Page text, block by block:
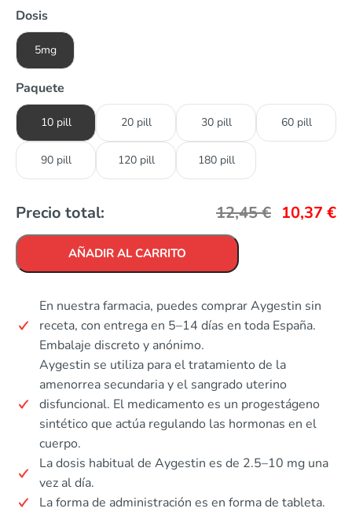
Dosis
5mg
Paquete
10 pill 20 pill 30 pill 60 pill
90 pill 120 pill 180 pill
Precio total: 12,45€ 10,37 €
AÑADIR AL CARRITO
En nuestra farmacia, puedes comprar Aygestin sin
receta, con entrega en 5–14 días en toda España.
Embalaje discreto y anónimo.
Aygestin se utiliza para el tratamiento de la
amenorrea secundaria y el sangrado uterino
disfuncional. El medicamento es un progestágeno
sintético que actúa regulando las hormonas en el
cuerpo.
La dosis habitual de Aygestin es de 2.5–10 mg una
vez al día.
La forma de administración es en forma de tableta.